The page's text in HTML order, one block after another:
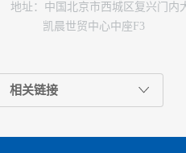
地址：中国北京市西城区复兴门内
凯晨世贸中心中座F3
相关链接